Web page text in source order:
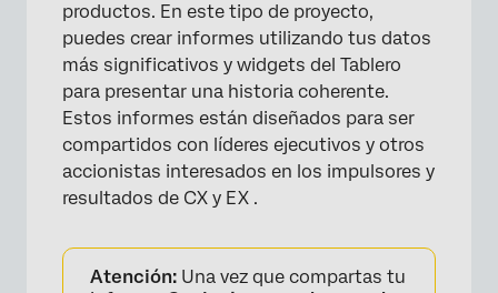
productos. En este tipo de proyecto,
puedes crear informes utilizando tus datos
más significativos y widgets del Tablero
para presentar una historia coherente.
Estos informes están diseñados para ser
compartidos con líderes ejecutivos y otros
accionistas interesados ​​en los impulsores y
resultados de CX y EX .
Atención: Una vez que compartas tu